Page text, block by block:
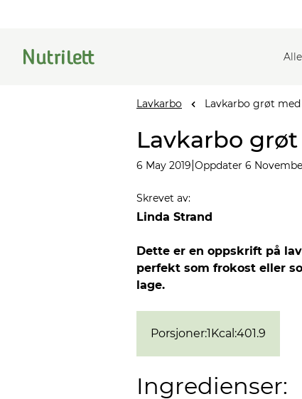
Lavkarbo Lavkarbo grøt
Lavkarbo
6 May 2019 Oppdater 6
Skrevet av:
Linda Strand
Dette er en oppskrift på
perfekt som frokost eller
lage.
Porsjoner:1Kcal :401.9
Ingredienser: